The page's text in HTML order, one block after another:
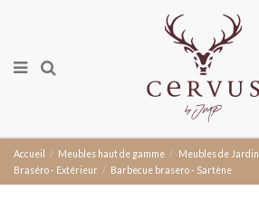
Accueil Meubles haut de gamme Meubles de Jardin
Braséro - Extérieur
Barbecue brasero - Sartène